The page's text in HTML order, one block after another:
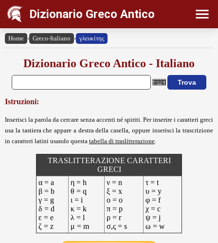
Dizionario Greco Antico
Home › Greco-Italiano › γλευκίτης
Dizionario Greco Antico - Italiano
Istruzioni:
Inserisci la parola da cercare senza accenti né spiriti. Per inserire i caratteri greci
usa la tastiera che appare a destra della casella, oppure inserisci la trascrizione
in caratteri latini usando questa tabella di traslitterazione
TRASLITTERAZIONE CARATTERI
GRECI
α = a
β = b
γ = g
δ = d
ε = e
ζ = z
η = h
θ = q
ι = i
κ = k
λ = l
μ = m
ν = n
ξ = x
ο = o
π = p
ρ = r
σ,ς = s
τ = t
υ = y
φ = f
χ = c
ψ = j
ω = w